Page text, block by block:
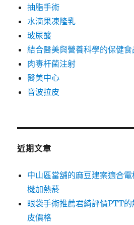
抽脂手術
水滴果凍隆乳
玻尿酸
結合醫美與營養科學的保健食
肉毒杆菌注射
醫美中心
音波拉皮
近期文章
中山區當舖的麻豆建案適合
機加熱菸
眼袋手術推薦君綺評價PTT
皮價格